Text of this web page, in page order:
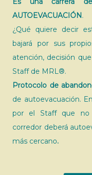
AUTOEVACUACIÓN.
¿Qué quiere decir
bajará por sus
atención, decisión
Staff de MRL®.
Protocolo de
de autoevacuación.
por el Staff que no
corredor deberá
más cercano.